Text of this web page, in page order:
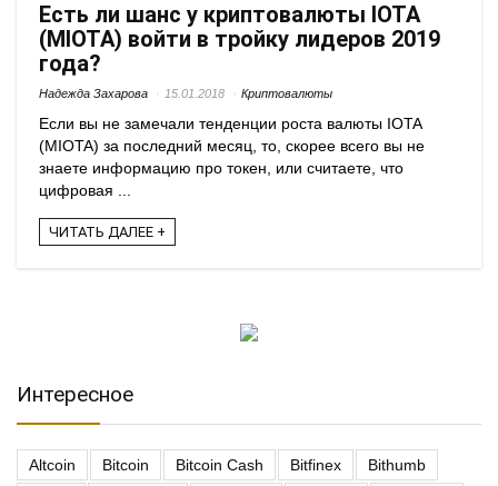
Есть ли шанс у криптовалюты IOTA
(MIOTA) войти в тройку лидеров 2019
года?
Надежда Захарова 15.01.2018 Криптовалюты
Если вы не замечали тенденции роста валюты IOTA
(MIOTA) за последний месяц, то, скорее всего вы не
знаете информацию про токен, или считаете, что
цифровая ...
ЧИТАТЬ ДАЛЕЕ +
Интересное
Altcoin Bitcoin Bitcoin Cash Bitfinex
Bithumb